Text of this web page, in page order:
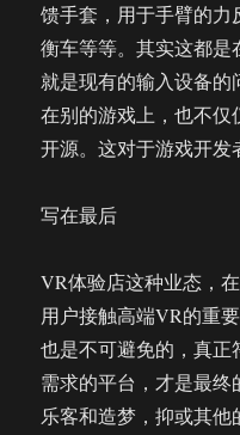
馈手套，用于手臂的
衡车等等。其实这都
就是现有的输入设备
在别的游戏上，也不仅
开源。这对于游戏开发
写在最后
VR体验店这种业态，
用户接触高端VR的重
也是不可避免的，真
需求的平台，才是最终
乐客和造梦，抑或其